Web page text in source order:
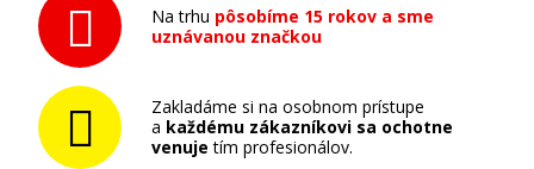
Pridať do košíka
Na trhu pôsobíme 15 rokov a sme
uznávanou značkou
Zakladáme si na osobnom prístupe
a každému zákazníkovi sa ochotne
venuje tím profesionálov.